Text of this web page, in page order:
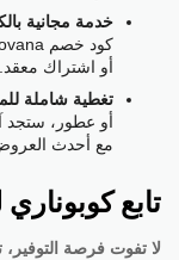
خدمة مجانية
أو اشتراك معقد.
تغطية شاملة
أو عطور، ستجد
مع أحدث العروض
تابع
لا تفوت فرصة